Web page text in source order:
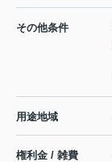
その他条件
用途地域
権利金 / 雑費